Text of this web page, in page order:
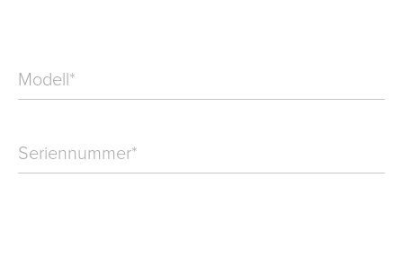
Modell*
Seriennummer*